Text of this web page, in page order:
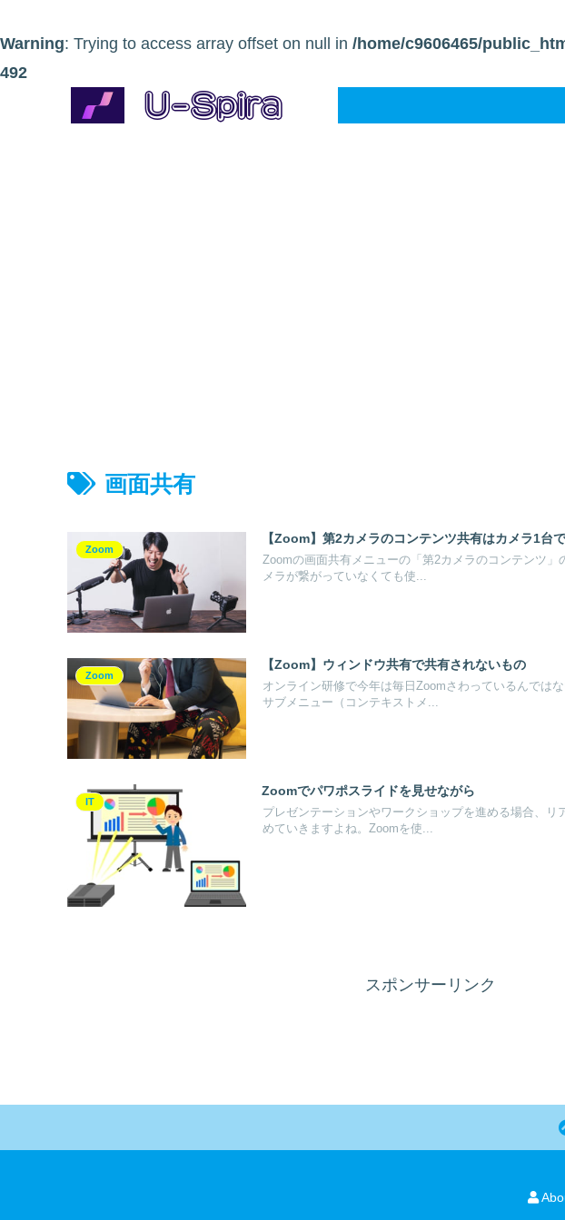
Warning: Trying to access array offset on null in /home/c9606465/
492
画面共有
Zoom
【Zoom】第2カメラのコンテンツ共有はカメラ1台
Zoomの画面共有メニューの「第2カメラのコンテンツ
メラが繋がっていなくても使...
Zoom
【Zoom】ウィンドウ共有で共有されないもの
オンライン研修で今年は毎日Zoomさわっているんでは
サブメニュー（コンテキストメ...
IT
Zoomでパワポスライドを見せながら
プレゼンテーションやワークショップを進める場合、
めていきますよね。Zoomを使...
スポンサーリンク